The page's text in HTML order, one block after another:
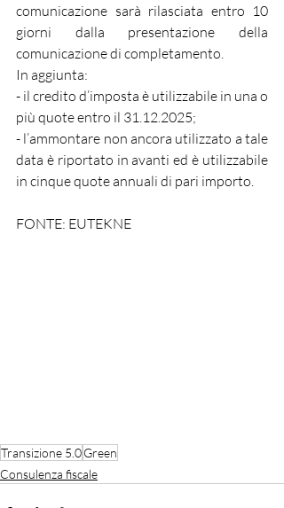
comunicazione sarà rilasciata entro 10
giorni dalla presentazione della
comunicazione di completamento.
In aggiunta:
- il credito d’imposta è utilizzabile in una o
più quote entro il 31.12.2025;
- l’ammontare non ancora utilizzato a tale
data è riportato in avanti ed è utilizzabile
in cinque quote annuali di pari importo.
FONTE: EUTEKNE
Transizione 5.0Green
Consulenza fiscale